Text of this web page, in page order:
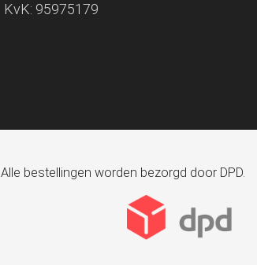
KvK: 95975179
Alle bestellingen worden bezorgd door DPD.